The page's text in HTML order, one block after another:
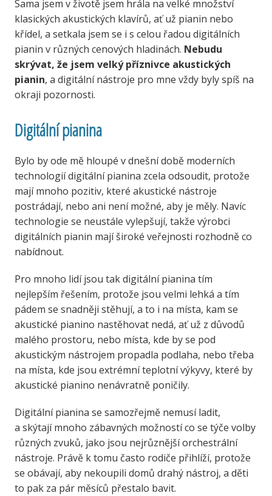
Sama jsem v životě jsem hrála na velké množství
klasických akustických klavírů, ať už pianin nebo
křídel, a setkala jsem se i s celou řadou digitálních
pianin v různých cenových hladinách. Nebudu
skrývat, že jsem velký příznivce akustických
pianin, a digitální nástroje pro mne vždy byly spíš na
okraji pozornosti.
Digitální pianina
Bylo by ode mě hloupé v dnešní době moderních
technologií digitální pianina zcela odsoudit, protože
mají mnoho pozitiv, které akustické nástroje
postrádají, nebo ani není možné, aby je měly. Navíc
technologie se neustále vylepšují, takže výrobci
digitálních pianin mají široké veřejnosti rozhodně co
nabídnout.
Pro mnoho lidí jsou tak digitální pianina tím
nejlepším řešením, protože jsou velmi lehká a tím
pádem se snadněji stěhují, a to i na místa, kam se
akustické pianino nastěhovat nedá, ať už z důvodů
malého prostoru, nebo místa, kde by se pod
akustickým nástrojem propadla podlaha, nebo třeba
na místa, kde jsou extrémní teplotní výkyvy, které by
akustické pianino nenávratně poničily.
Digitální pianina se samozřejmě nemusí ladit,
a skýtají mnoho zábavných možností co se týče volby
různých zvuků, jako jsou nejrůznější orchestrální
nástroje. Právě k tomu často rodiče přihlíží, protože
se obávají, aby nekoupili domů drahý nástroj, a děti
to pak za pár měsíců přestalo bavit.